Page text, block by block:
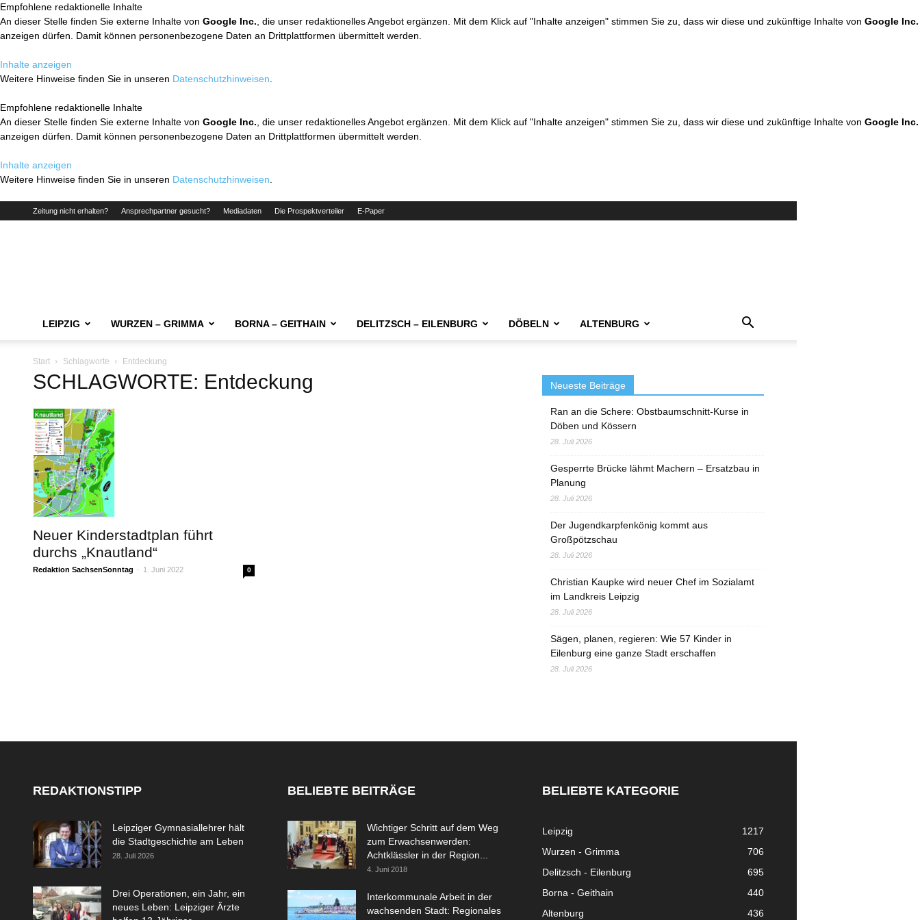
Empfohlene redaktionelle Inhalte
An dieser Stelle finden Sie externe Inhalte von Google Inc. , die unser redaktionelles Angebot ergänzen. Mit dem Klick auf "Inhalte anzeigen" stimmen Sie zu, dass wir diese und zukünftige Inhalte von Google Inc.
anzeigen dürfen. Damit können personenbezogene Daten an Drittplattformen übermittelt werden.
Inhalte anzeigen
Weitere Hinweise finden Sie in unseren Datenschutzhinweisen
Empfohlene redaktionelle Inhalte
An dieser Stelle finden Sie externe Inhalte von Google Inc. , die unser redaktionelles Angebot ergänzen. Mit dem Klick auf "Inhalte anzeigen" stimmen Sie zu, dass wir diese und zukünftige Inhalte von Google Inc.
anzeigen dürfen. Damit können personenbezogene Daten an Drittplattformen übermittelt werden.
Inhalte anzeigen
Weitere Hinweise finden Sie in unseren Datenschutzhinweisen
Zeitung nicht erhalten? Ansprechpartner gesucht? Mediadaten Die Prospektverteiler E-Paper
LEIPZIG WURZEN – GRIMMA BORNA – GEITHAIN DELITZSCH – EILENBURG DÖBELN ALTENBURG
Start Schlagworte Entdeckung
SCHLAGWORTE: Entdeckung
Neuer Kinderstadtplan führt
durchs „Knautland“
Redaktion SachsenSonntag - 1. Juni 2022 0
Neueste Beiträge
Ran an die Schere: Obstbaumschnitt-Kurse in
Döben und Kössern
28. Juli 2026
Gesperrte Brücke lähmt Machern – Ersatzbau in
Planung
28. Juli 2026
Der Jugendkarpfenkönig kommt aus
Großpötzschau
28. Juli 2026
Christian Kaupke wird neuer Chef im Sozialamt
im Landkreis Leipzig
28. Juli 2026
Sägen, planen, regieren: Wie 57 Kinder in
Eilenburg eine ganze Stadt erschaffen
28. Juli 2026
REDAKTIONSTIPP
Leipziger Gymnasiallehrer hält
die Stadtgeschichte am Leben
28. Juli 2026
Drei Operationen, ein Jahr, ein
neues Leben: Leipziger Ärzte
BELIEBTE BEITRÄGE
Wichtiger Schritt auf dem Weg
zum Erwachsenwerden:
Achtklässler in der Region...
4. Juni 2018
Interkommunale Arbeit in der
wachsenden Stadt: Regionales
BELIEBTE KATEGORIE
Leipzig
1217
Wurzen - Grimma
706
Delitzsch - Eilenburg
695
Borna - Geithain
440
Altenburg
436